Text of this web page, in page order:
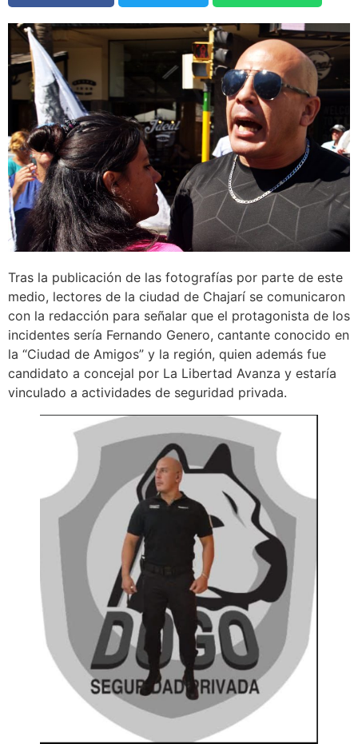
Tras la publicación de las fotografías por parte de este
medio, lectores de la ciudad de Chajarí se comunicaron
con la redacción para señalar que el protagonista de los
incidentes sería Fernando Genero, cantante conocido en
la “Ciudad de Amigos” y la región, quien además fue
candidato a concejal por La Libertad Avanza y estaría
vinculado a actividades de seguridad privada.